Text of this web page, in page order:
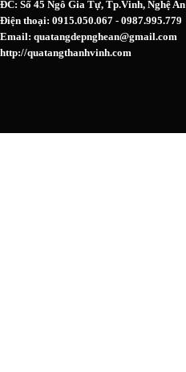
ĐC: Số 45 Ngô Gia Tự, Tp.Vinh, Nghệ An
Điện thoại: 0915.050.067 - 0987.995.779
Email: quatangdepnghean@gmail.com
http://quatangthanhvinh.com